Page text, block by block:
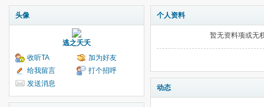
头像
逃之夭夭
收听TA
加为好友
给我留言
打个招呼
发送消息
个人资料
暂无资料项或无
动态